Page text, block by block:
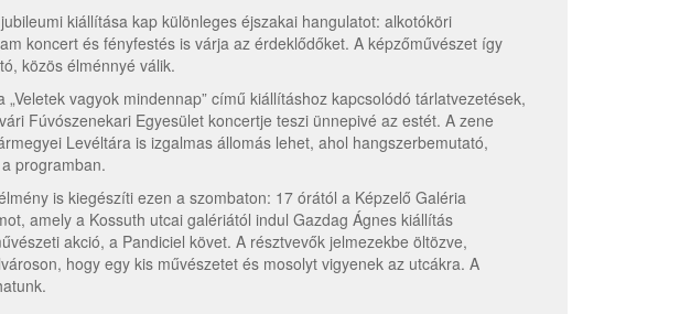
kiállítása kap különleges éjszakai hangulatot: alkotóköri
koncert és fényfestés is várja az érdeklődőket. A képzőművészet így
közös élménnyé válik.
vagyok mindennap” című kiállításhoz kapcsolódó tárlatvezetések,
Fúvószenekari Egyesület koncertje teszi ünnepivé az estét. A zene
Levéltára is izgalmas állomás lehet, ahol hangszerbemutató,
programban.
is kiegészíti ezen a szombaton: 17 órától a Képzelő Galéria
amely a Kossuth utcai galériától indul Gazdag Ágnes kiállítás
akció, a Pandiciel követ. A résztvevők jelmezekbe öltözve,
hogy egy kis művészetet és mosolyt vigyenek az utcákra. A